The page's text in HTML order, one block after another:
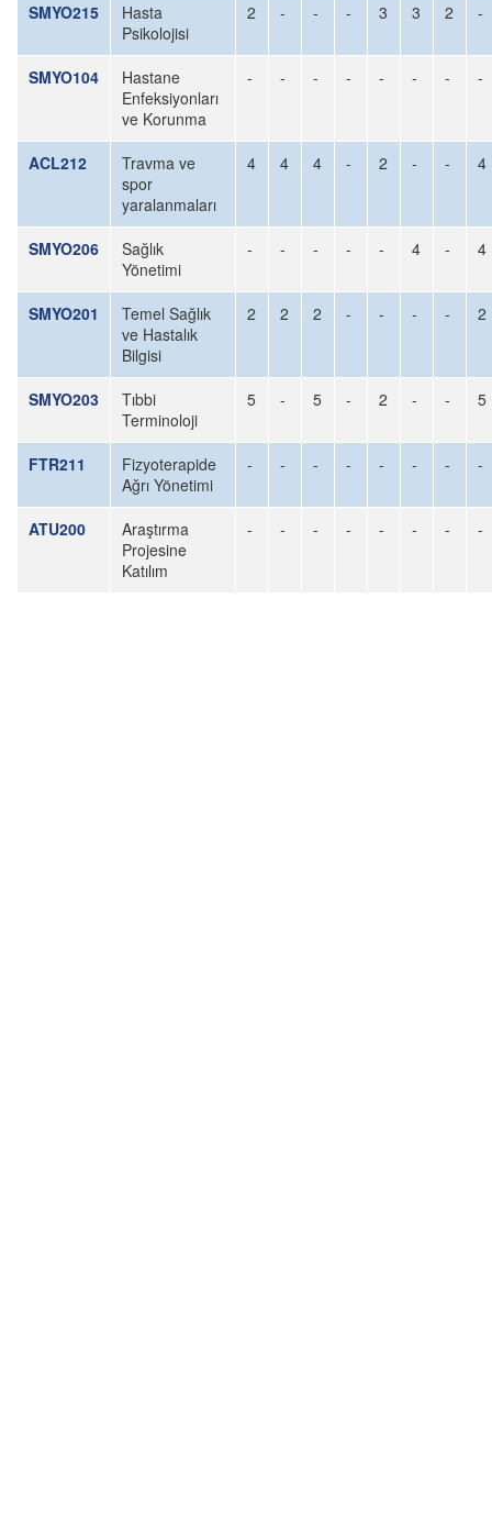
SMYO215
Hasta
Psikolojisi
2 - - - 3 3 2 -
SMYO104
Hastane
Enfeksiyonları
ve Korunma
- - - - - - - -
ACL212
Travma ve
spor
yaralanmaları
4 4 4 - 2 - - 4
SMYO206
Sağlık
Yönetimi
- - - - - 4 - 4
SMYO201
Temel Sağlık
ve Hastalık
Bilgisi
2 2 2 - - - - 2
SMYO203
Tıbbi
Terminoloji
5 - 5 - 2 - - 5
FTR211
Fizyoterapide
Ağrı Yönetimi
- - - - - - - -
ATU200
Araştırma
Projesine
Katılım
- - - - - - - -